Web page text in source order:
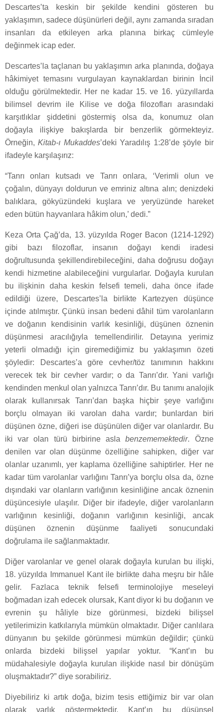
Descartes’ta keskin bir şekilde kendini gösteren bu
yaklaşımın, sadece düşünürleri değil, aynı zamanda sıradan
insanları da etkileyen arka planına birkaç cümleyle
değinmek icap eder.
Descartes’la taçlanan bu yaklaşımın arka planında, doğaya
hâkimiyet temasını vurgulayan kaynaklardan birinin İncil
olduğu görülmektedir. Her ne kadar 15. ve 16. yüzyıllarda
bilimsel devrim ile Kilise ve doğa filozofları arasındaki
karşıtlıklar şiddetini göstermiş olsa da, konumuz olan
doğayla ilişkiye bakışlarda bir benzerlik görmekteyiz.
Örneğin,Kitab-ı Mukaddes’deki Yaradılış 1:28’de şöyle bir
ifadeyle karşılaşırız:
“Tanrı onları kutsadı ve Tanrı onlara, ‘Verimli olun ve
çoğalın, dünyayı doldurun ve emriniz altına alın; denizdeki
balıklara, gökyüzündeki kuşlara ve yeryüzünde hareket
eden bütün hayvanlara hâkim olun,’ dedi.”
Keza Orta Çağ’da, 13. yüzyılda Roger Bacon (1214-1292)
gibi bazı filozoflar, insanın doğayı kendi iradesi
doğrultusunda şekillendirebileceğini, daha doğrusu doğayı
kendi hizmetine alabileceğini vurgularlar. Doğayla kurulan
bu ilişkinin daha keskin felsefi temeli, daha önce ifade
edildiği üzere, Descartes’la birlikte Kartezyen düşünce
içinde atılmıştır. Çünkü insan bedeni dâhil tüm varolanların
ve doğanın kendisinin varlık kesinliği, düşünen öznenin
düşünmesi aracılığıyla temellendirilir. Detayına yerimiz
yeterli olmadığı için giremediğimiz bu yaklaşımın özeti
şöyledir: Descartes’a göre cevher/töz tanımının hakkını
verecek tek bir cevher vardır; o da Tanrı’dır. Yani varlığı
kendinden menkul olan yalnızca Tanrı’dır. Bu tanımı analojik
olarak kullanırsak Tanrı’dan başka hiçbir şeye varlığını
borçlu olmayan iki varolan daha vardır; bunlardan biri
düşünen özne, diğeri ise düşünülen diğer var olanlardır. Bu
iki var olan türü birbirine aslabenzememektedir. Özne
denilen var olan düşünme özelliğine sahipken, diğer var
olanlar uzanımlı, yer kaplama özelliğine sahiptirler. Her ne
kadar tüm varolanlar varlığını Tanrı’ya borçlu olsa da, özne
dışındaki var olanların varlığının kesinliğine ancak öznenin
düşüncesiyle ulaşılır. Diğer bir ifadeyle, diğer varolanların
varlığının kesinliği, doğanın varlığının kesinliği, ancak
düşünen öznenin düşünme faaliyeti sonucundaki
doğrulama ile sağlanmaktadır.
Diğer varolanlar ve genel olarak doğayla kurulan bu ilişki,
18. yüzyılda Immanuel Kant ile birlikte daha meşru bir hâle
gelir. Fazlaca teknik felsefi terminolojiye meseleyi
boğmadan izah edecek olursak, Kant diyor ki bu doğanın ve
evrenin şu hâliyle bize görünmesi, bizdeki bilişsel
yetilerimizin katkılarıyla mümkün olmaktadır. Diğer canlılara
dünyanın bu şekilde görünmesi mümkün değildir; çünkü
onlarda bizdeki bilişsel yapılar yoktur. “Kant’ın bu
müdahalesiyle doğayla kurulan ilişkide nasıl bir dönüşüm
oluşmaktadır?” diye sorabiliriz.
Diyebiliriz ki artık doğa, bizim tesis ettiğimiz bir var olan
olarak varlık göstermektedir. Kant’ın bu düşünsel